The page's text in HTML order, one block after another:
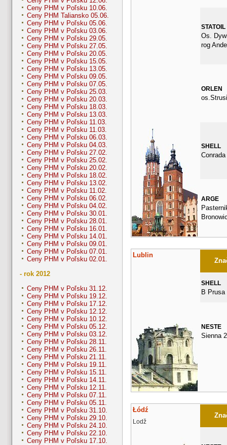
Ceny PHM v Poľsku 10.06.
Ceny PHM Taliansko 05.06.
Ceny PHM v Poľsku 05.06.
Ceny PHM v Poľsku 03.06.
Ceny PHM v Poľsku 29.05.
Ceny PHM v Poľsku 27.05.
Ceny PHM v Poľsku 20.05.
Ceny PHM v Poľsku 15.05.
Ceny PHM v Poľsku 13.05.
Ceny PHM v Poľsku 09.05.
Ceny PHM v Poľsku 07.05.
Ceny PHM v Poľsku 25.03.
Ceny PHM v Poľsku 20.03.
Ceny PHM v Poľsku 18.03.
Ceny PHM v Poľsku 13.03.
Ceny PHM v Poľsku 11.03.
Ceny PHM v Poľsku 11.03.
Ceny PHM v Poľsku 06.03.
Ceny PHM v Poľsku 04.03.
Ceny PHM v Poľsku 27.02.
Ceny PHM v Poľsku 25.02.
Ceny PHM v Poľsku 20.02.
Ceny PHM v Poľsku 18.02.
Ceny PHM v Poľsku 13.02.
Ceny PHM v Poľsku 11.02.
Ceny PHM v Poľsku 06.02.
Ceny PHM v Poľsku 04.02.
Ceny PHM v Poľsku 30.01.
Ceny PHM v Poľsku 28.01.
Ceny PHM v Poľsku 16.01.
Ceny PHM v Poľsku 14.01.
Ceny PHM v Poľsku 09.01.
Ceny PHM v Poľsku 07.01.
Ceny PHM v Poľsku 02.01.
- rok 2012
Ceny PHM v Poľsku 31.12.
Ceny PHM v Poľsku 19.12.
Ceny PHM v Poľsku 17.12.
Ceny PHM v Poľsku 12.12.
Ceny PHM v Poľsku 10.12.
Ceny PHM v Poľsku 05.12.
Ceny PHM v Poľsku 03.12.
Ceny PHM v Poľsku 28.11.
Ceny PHM v Poľsku 26.11.
Ceny PHM v Poľsku 21.11.
Ceny PHM v Poľsku 19.11.
Ceny PHM v Poľsku 15.11.
Ceny PHM v Poľsku 14.11.
Ceny PHM v Poľsku 12.11.
Ceny PHM v Poľsku 07.11.
Ceny PHM v Poľsku 05.11.
Ceny PHM v Poľsku 31.10.
Ceny PHM v Poľsku 29.10.
Ceny PHM v Poľsku 24.10.
Ceny PHM v Poľsku 22.10.
Ceny PHM v Poľsku 17.10.
STATOIL
Os.
rog
ORLEN
SHELL
Conrada
ARGE
Lublin
SHELL
B Prusa
NESTE
Sienna
Łódź
Lodž